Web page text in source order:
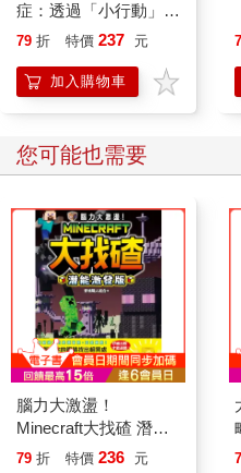
症：透過「小行動」打
開大腦的行動開關，懶
的37個科學方法
79 折 特價 237 元
加入購物車
您可能也需要
腦力大激盪！
Minecraft大找碴 潛能
激發版
79 折 特價 236 元